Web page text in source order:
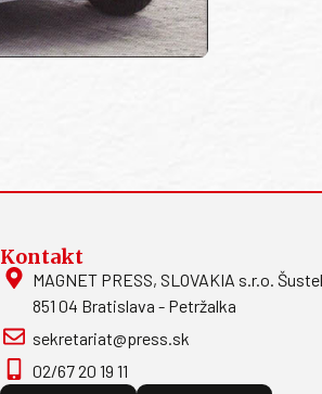
Kontakt
MAGNET PRESS, SLOVAKIA s.r.o.
851 04 Bratislava - Petržalka
sekretariat@press.sk
02/67 20 19 11